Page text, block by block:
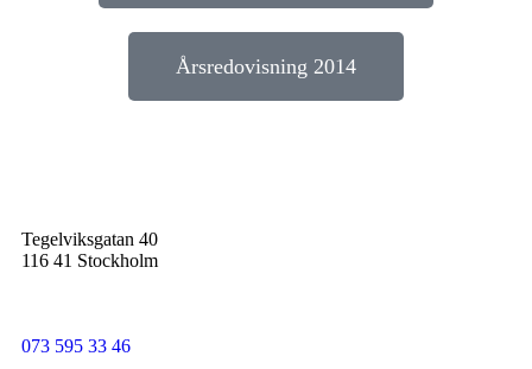
Årsredovisning 2014
Tegelviksgatan 40
116 41 Stockholm
073 595 33 46